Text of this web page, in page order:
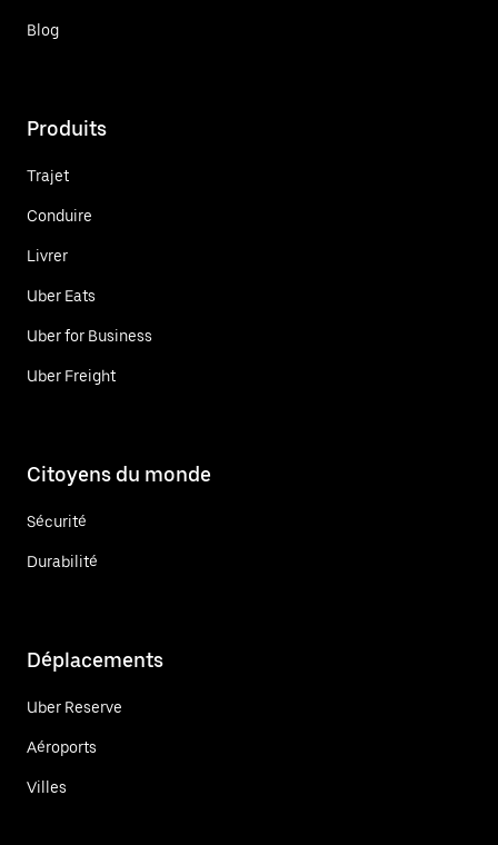
Blog
Produits
Trajet
Conduire
Livrer
Uber Eats
Uber for Business
Uber Freight
Citoyens du monde
Sécurité
Durabilité
Déplacements
Uber Reserve
Aéroports
Villes